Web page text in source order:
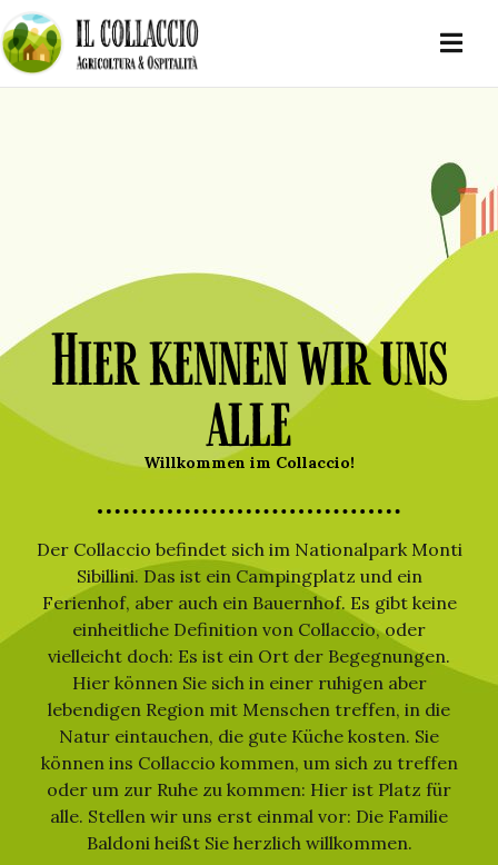
Hier kennen wir uns
alle
Willkommen im Collaccio!
Der Collaccio befindet sich im Nationalpark Monti
Sibillini. Das ist ein Campingplatz und ein
Ferienhof, aber auch ein Bauernhof. Es gibt keine
einheitliche Definition von Collaccio, oder
vielleicht doch: Es ist ein Ort der Begegnungen.
Hier können Sie sich in einer ruhigen aber
lebendigen Region mit Menschen treffen, in die
Natur eintauchen, die gute Küche kosten. Sie
können ins Collaccio kommen, um sich zu treffen
oder um zur Ruhe zu kommen: Hier ist Platz für
alle. Stellen wir uns erst einmal vor: Die Familie
Baldoni heißt Sie herzlich willkommen.